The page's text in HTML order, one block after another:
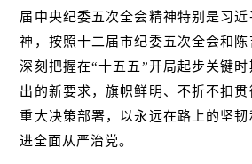
届中央纪委五次全会精神特别是习
神，按照十二届市纪委五次全会和陈
深刻把握在“十五五”开局起步关键
出的新要求，旗帜鲜明、不折不扣
重大决策部署，以永远在路上的坚
进全面从严治党。